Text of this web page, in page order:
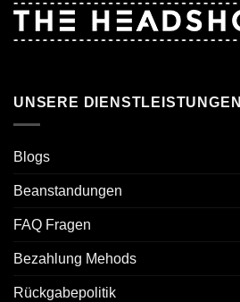
UNSERE DIENSTLEISTUNGEN
Blogs
Beanstandungen
FAQ Fragen
Bezahlung Mehods
Rückgabepolitik